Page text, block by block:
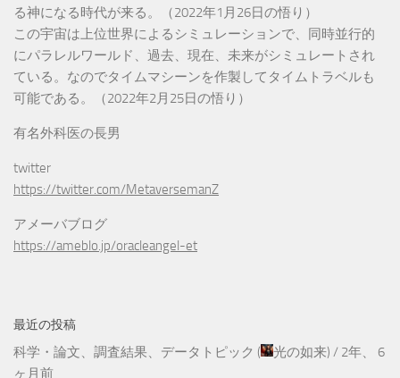
る神になる時代が来る。（2022年1月26日の悟り）
この宇宙は上位世界によるシミュレーションで、同時並行的
にパラレルワールド、過去、現在、未来がシミュレートされ
ている。なのでタイムマシーンを作製してタイムトラベルも
可能である。（2022年2月25日の悟り）
有名外科医の長男
twitter
https://twitter.com/MetaversemanZ
アメーバブログ
https://ameblo.jp/oracleangel-et
最近の投稿
科学・論文、調査結果、データトピック ( 光の如来) / 2年、 6
ヶ月前